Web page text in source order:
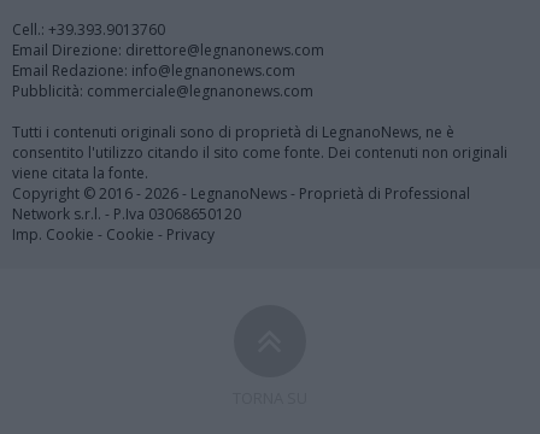
Cell.: +39.393.9013760
Email Direzione: direttore@legnanonews.com
Email Redazione: info@legnanonews.com
Pubblicità: commerciale@legnanonews.com
Tutti i contenuti originali sono di proprietà di LegnanoNews, ne è
consentito l'utilizzo citando il sito come fonte. Dei contenuti non originali
viene citata la fonte.
Copyright © 2016 - 2026 - LegnanoNews - Proprietà di Professional
Network s.r.l. - P.Iva 03068650120
Imp. Cookie - Cookie - Privacy